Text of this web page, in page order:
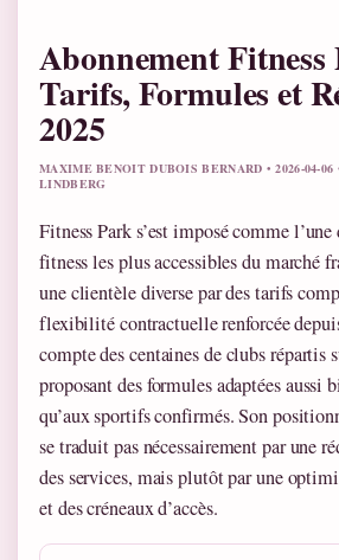
Abonnement Fitness
Tarifs, Formules et
2025
MAXIME BENOIT DUBOIS BERNARD • 2026-04-06
LINDBERG
Fitness Park s’est imposé comme l’une
fitness les plus accessibles du marché
une clientèle diverse par des tarifs
flexibilité contractuelle renforcée
compte des centaines de clubs répartis
proposant des formules adaptées aussi
qu’aux sportifs confirmés. Son
se traduit pas nécessairement par une
des services, mais plutôt par une
et des créneaux d’accès.